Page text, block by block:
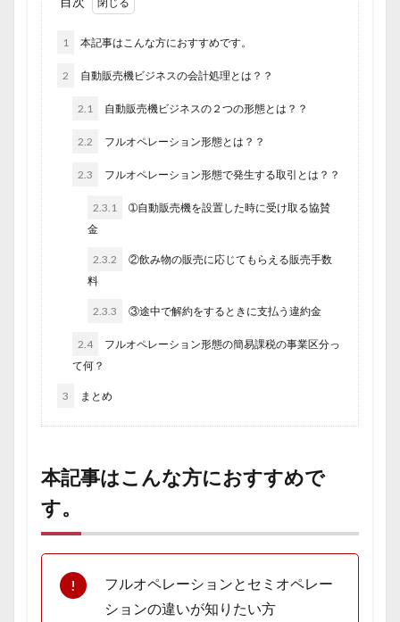
1 本記事はこんな方におすすめです。
2 自動販売機ビジネスの会計処理とは？？
2.1 自動販売機ビジネスの２つの形態とは？？
2.2 フルオペレーション形態とは？？
2.3 フルオペレーション形態で発生する取引とは？？
2.3.1
➀自動販売機を設置した時に受け取る協賛
金
2.3.2
②飲み物の販売に応じてもらえる販売手数
料
2.3.3 ③途中で解約をするときに支払う違約金
2.4
フルオペレーション形態の簡易課税の事業区分っ
て何？
3 まとめ
本記事はこんな方におすすめで
す。
フルオペレーションとセミオペレー
ションの違いが知りたい方